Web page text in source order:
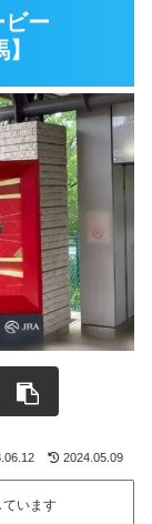
ー
2024.05.09
ています